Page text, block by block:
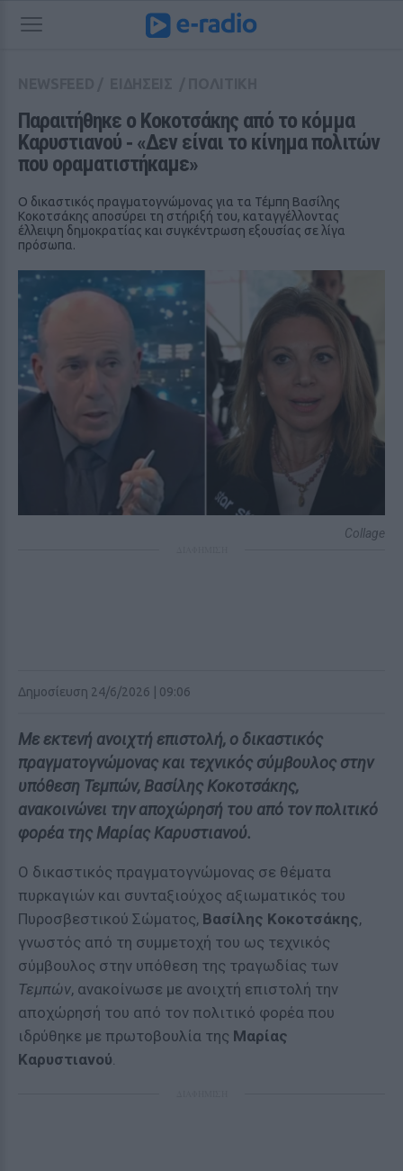
Παραιτήθηκε ο Κοκοτσάκης από το κόμμα
Καρυστιανού ‑ «Δεν είναι το κίνημα πολιτών
που οραματιστήκαμε»
Ο δικαστικός πραγματογνώμονας για τα Τέμπη Βασίλης
Κοκοτσάκης αποσύρει τη στήριξή του, καταγγέλλοντας
έλλειψη δημοκρατίας και συγκέντρωση εξουσίας σε λίγα
πρόσωπα.
Collage
Δημοσίευση 24/6/2026 | 09:06
Με εκτενή ανοιχτή επιστολή, ο δικαστικός
πραγματογνώμονας και τεχνικός σύμβουλος στην
υπόθεση Τεμπών, Βασίλης Κοκοτσάκης,
ανακοινώνει την αποχώρησή του από τον πολιτικό
φορέα της Μαρίας Καρυστιανού.
Ο δικαστικός πραγματογνώμονας σε θέματα
πυρκαγιών και συνταξιούχος αξιωματικός του
Πυροσβεστικού Σώματος, Βασίλης Κοκοτσάκης,
γνωστός από τη συμμετοχή του ως τεχνικός
σύμβουλος στην υπόθεση της τραγωδίας των
Τεμπών, ανακοίνωσε με ανοιχτή επιστολή την
αποχώρησή του από τον πολιτικό φορέα που
ιδρύθηκε με πρωτοβουλία της Μαρίας
Καρυστιανού.